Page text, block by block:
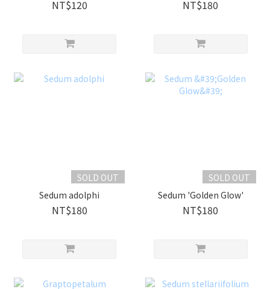
NT$120 NT$180
SOLD OUT
Sedum adolphi
NT$180
SOLD OUT
Sedum 'Golden Glow'
NT$180